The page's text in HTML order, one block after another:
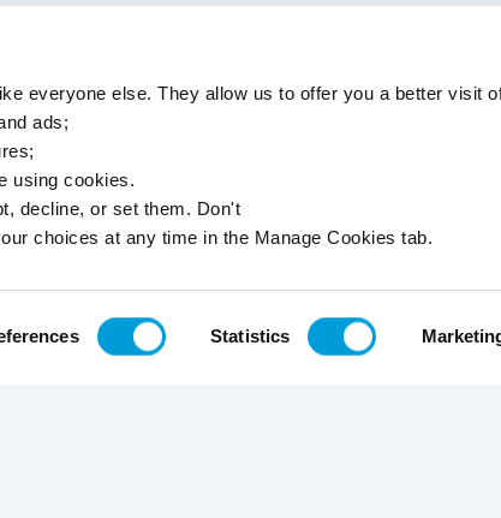
everyone else. They allow us to offer you a better visit
ads;
using cookies.
decline, or set them. Don't
choices at any time in the Manage Cookies tab.
Statistics